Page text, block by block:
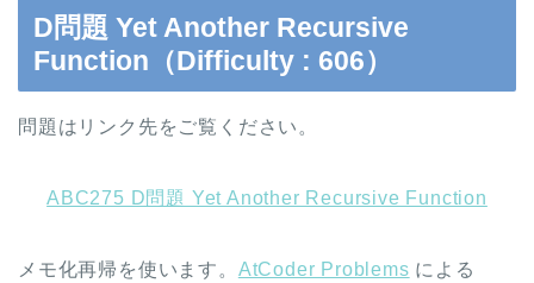
D問題 Yet Another Recursive
Function（Difficulty : 606）
問題はリンク先をご覧ください。
ABC275 D問題 Yet Another Recursive Function
メモ化再帰を使います。 AtCoder Problems による